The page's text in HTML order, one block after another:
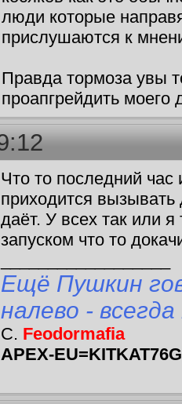
люди которые
прислушаются к
Правда тормоза увы
проапгрейдить моего
Что то последний час
приходится
даёт. У всех так или
запуском что то
Ещё Пушкин
налево -
С. Feodormafia
APEX-